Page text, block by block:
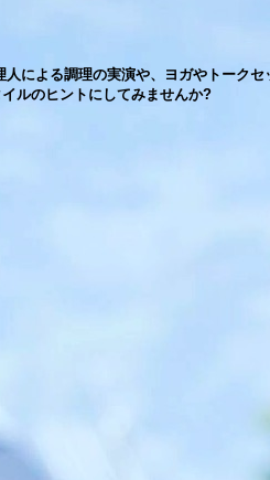
による調理の実演や、ヨガやトーク
ルのヒントにしてみませんか?